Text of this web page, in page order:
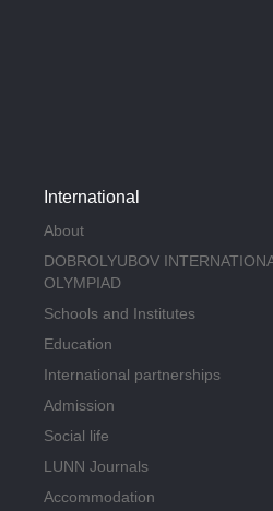
International
About
DOBROLYUBOV
OLYMPIAD
Schools and Institutes
Education
International partnerships
Admission
Social life
LUNN Journals
Accommodation